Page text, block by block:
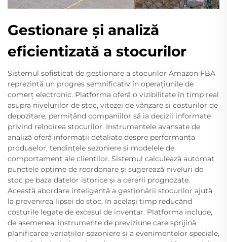
Gestionare și analiză
eficientizată a stocurilor
Sistemul sofisticat de gestionare a stocurilor Amazon FBA
reprezintă un progres semnificativ în operațiunile de
comerț electronic. Platforma oferă o vizibilitate în timp real
asupra nivelurilor de stoc, vitezei de vânzare și costurilor de
depozitare, permițând companiilor să ia decizii informate
privind reînoirea stocurilor. Instrumentele avansate de
analiză oferă informații detaliate despre performanța
produselor, tendințele sezoniere și modelele de
comportament ale clienților. Sistemul calculează automat
punctele optime de reordonare și sugerează niveluri de
stoc pe baza datelor istorice și a cererii prognozate.
Această abordare inteligentă a gestionării stocurilor ajută
la prevenirea lipsei de stoc, în același timp reducând
costurile legate de excesul de inventar. Platforma include,
de asemenea, instrumente de previziune care sprijină
planificarea variațiilor sezoniere și a evenimentelor speciale,